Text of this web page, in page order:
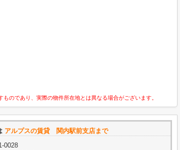
のであり、実際の物件所在地とは異なる場合がございます。
アルプスの賃貸 関内駅前支店まで
0028